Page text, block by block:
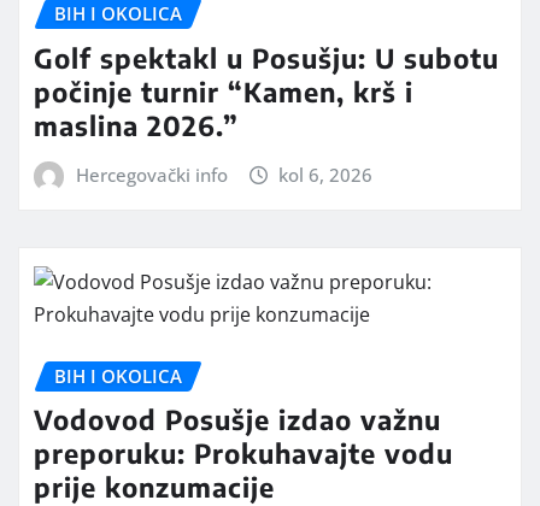
BIH I OKOLICA
Golf spektakl u Posušju: U subotu
počinje turnir “Kamen, krš i
maslina 2026.”
Hercegovački info kol 6, 2026
BIH I OKOLICA
Vodovod Posušje izdao važnu
preporuku: Prokuhavajte vodu
prije konzumacije